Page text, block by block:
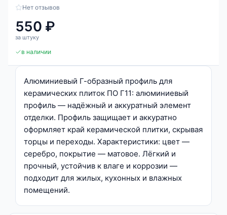
Нет отзывов
550 ₽
за штуку
в наличии
Алюминиевый Г-образный профиль для
керамических плиток ПО Г11: алюминиевый
профиль — надёжный и аккуратный элемент
отделки. Профиль защищает и аккуратно
оформляет край керамической плитки, скрывая
торцы и переходы. Характеристики: цвет —
серебро, покрытие — матовое. Лёгкий и
прочный, устойчив к влаге и коррозии —
подходит для жилых, кухонных и влажных
помещений.